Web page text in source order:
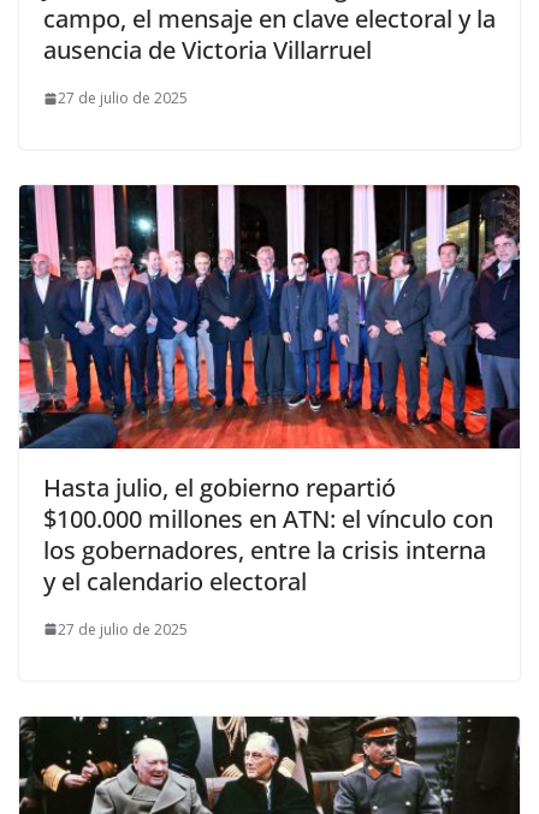
campo, el mensaje en clave electoral y la
ausencia de Victoria Villarruel
27 de julio de 2025
Hasta julio, el gobierno repartió
$100.000 millones en ATN: el vínculo con
los gobernadores, entre la crisis interna
y el calendario electoral
27 de julio de 2025